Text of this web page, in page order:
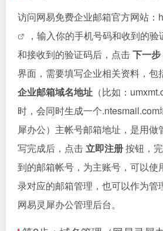
访问网易免费企业邮箱官方网站：
，输入你的手机号码和收到的
和接收到的验证码后，点击下一步
界面，需要填写企业相关资料，包
企业邮箱域名地址 （比如：
时，会同时生成一个.ntesmail.com
犀办公）主帐号邮箱地址，是用做
写完成后，点击立即注册按钮，
到的邮箱帐号，为主账号，可以使
录对应的邮箱管理，也可以作为管
网易灵犀办公管理后台。